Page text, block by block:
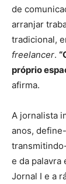
de
arranjar
tradicional,
freelancer.
próprio
afirma.
A jornalista
anos,
e da palavra
Jornal I e a